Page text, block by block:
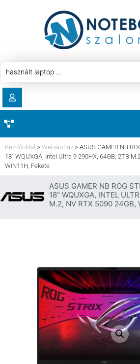
LETÖLTÉSEK
HASZNÁLT LAPTOP
AKCIÓ
LAPTOP ALKATRÉSZ
KOMPONENS
LAPTOP SZERVIZ
Kezdőoldal > Webáruház > ASUS GAMER NB
18″ WQUXGA, Intel Ultra 9 290HX, 64GB, 2TB
WIN11H, Fekete
ASUS GAMER NB ROG
18" WQUXGA, INTEL
M.2, NV RTX 5090 24GB,